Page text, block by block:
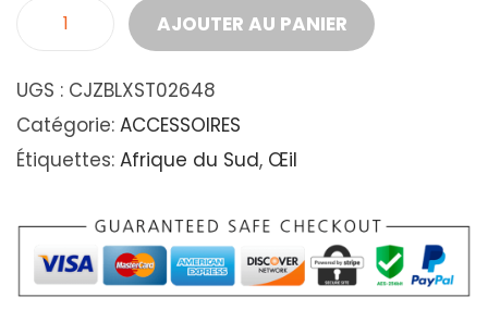
AJOUTER AU PANIER
UGS : CJZBLXST02648
Catégorie: ACCESSOIRES
Étiquettes: Afrique du Sud, Œil